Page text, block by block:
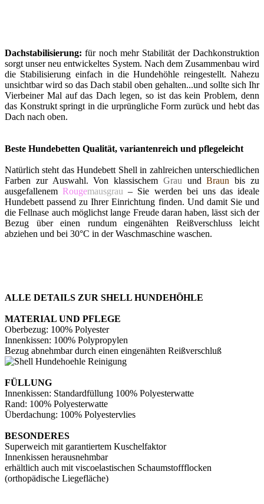
Dachstabilisierung:für noch mehr Stabilität der Dachkonstruktion
sorgt unser neu entwickeltes System. Nach dem Zusammenbau wird
die Stabilisierung einfach in die Hundehöhle reingestellt. Nahezu
unsichtbar wird so das Dach stabil oben gehalten...und sollte sich Ihr
Vierbeiner Mal auf das Dach legen, so ist das kein Problem, denn
das Konstrukt springt in die urprüngliche Form zurück und hebt das
Dach nach oben.
Beste Hundebetten Qualität, variantenreich und pflegeleicht
Natürlich steht das Hundebett Shell in zahlreichen unterschiedlichen
Farben zur Auswahl. Von klassischem Grau undBraun bis zu
ausgefallenemRougemausgrau – Sie werden bei uns das ideale
Hundebett passend zu Ihrer Einrichtung finden. Und damit Sie und
die Fellnase auch möglichst lange Freude daran haben, lässt sich der
Bezug über einen rundum eingenähten Reißverschluss leicht
abziehen und bei 30°C in der Waschmaschine waschen.
ALLE DETAILS ZUR SHELL HUNDEHÖHLE
MATERIAL UND PFLEGE
Oberbezug: 100% Polyester
Innenkissen: 100% Polypropylen
Bezug abnehmbar durch einen eingenähten Reißverschluß
FÜLLUNG
Innenkissen: Standardfüllung 100% Polyesterwatte
Rand: 100% Polyesterwatte
Überdachung: 100% Polyestervlies
BESONDERES
Superweich mit garantiertem Kuschelfaktor
Innenkissen herausnehmbar
erhältlich auch mit viscoelastischen Schaumstoffflocken
(orthopädische Liegefläche)